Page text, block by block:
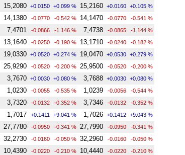
15,2080 +0.0150 +0.099 % 15,2160 +0.0160 +0.105 %
14,1380 -0.0770 -0.542 % 14,1470 -0.0770 -0.541 %
7,4701 -0.0866 -1.146 % 7,4738 -0.0865 -1.144 %
13,1640 -0.0250 -0.190 % 13,1710 -0.0240 -0.182 %
19,0330 +0.0520 +0.274 % 19,0470 +0.0530 +0.279 %
25,9290 -0.0520 -0.200 % 25,9500 -0.0520 -0.200 %
3,7670 +0.0030 +0.080 % 3,7688 +0.0030 +0.080 %
1,0230 -0.0055 -0.535 % 1,0239 -0.0056 -0.544 %
3,7320 -0.0132 -0.352 % 3,7346 -0.0132 -0.352 %
1,7017 +0.1411 +9.041 % 1,7026 +0.1412 +9.043 %
27,7780 -0.0950 -0.341 % 27,7990 -0.0950 -0.341 %
32,2730 -0.0160 -0.050 % 32,2960 -0.0160 -0.050 %
10,4390 -0.0220 -0.210 % 10,4440 -0.0220 -0.210 %